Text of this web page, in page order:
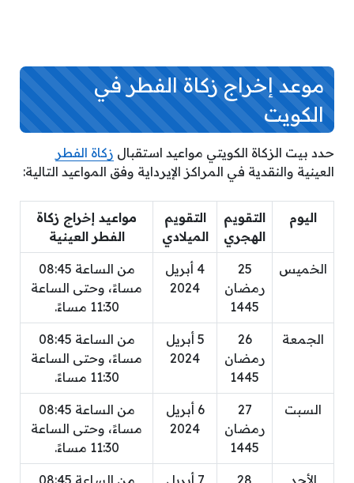
موعد إخراج زكاة الفطر في
الكويت
حدد بيت الزكاة الكويتي مواعيد استقبال زكاة الفطر
العينية والنقدية في المراكز الإيرداية وفق المواعيد التالية:
اليوم
التقويم
الهجري
التقويم
الميلادي
مواعيد إخراج زكاة
الفطر العينية
الخميس
25
رمضان
1445
4 أبريل
2024
من الساعة 08:45
مساءً، وحتى الساعة
11:30 مساءً.
الجمعة
26
رمضان
1445
5 أبريل
2024
من الساعة 08:45
مساءً، وحتى الساعة
11:30 مساءً.
السبت
27
رمضان
1445
6 أبريل
2024
من الساعة 08:45
مساءً، وحتى الساعة
11:30 مساءً.
الأحد 28 7 أبريل من الساعة 08:45